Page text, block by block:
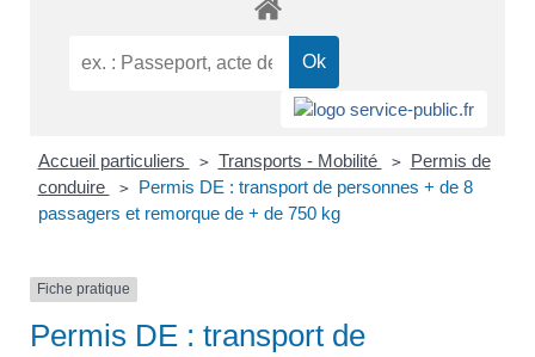
Accueil particuliers > Transports - Mobilité >
Permis de
conduire
>
Permis DE : transport de personnes + de 8
passagers et remorque de + de 750 kg
Fiche pratique
Permis DE : transport de